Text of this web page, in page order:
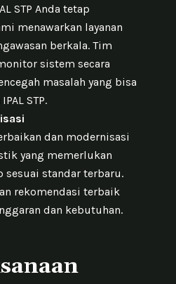
STP Anda tetap
menawarkan layanan
berkala. Tim
sistem secara
masalah yang bisa
STP.
dan modernisasi
yang memerlukan
sesuai standar terbaru.
rekomendasi terbaik
dan kebutuhan.